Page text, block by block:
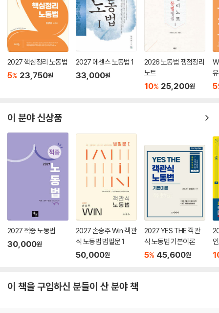
2027 핵심정리 노동법
5% 23,750원
2027 에센스 노동법 1
33,000원
2026 노동법 쟁점정리
노트
10% 25,200원 5
이 분야 신상품
2027 적중 노동법
30,000원
2027 손승주 Win 객관
식 노동법 법필문 1
50,000원
2027 YES THE 객관
식 노동법 기본이론
5% 45,600원
이 책을 구입하신 분들이 산 분야 책